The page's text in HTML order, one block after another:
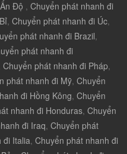
Độ , Chuyển phát nhanh đi
, Chuyển phát nhanh đi Úc,
phát nhanh đi Brazil,
phát nhanh đi
Chuyển phát nhanh đi Pháp,
phát nhanh đi Mỹ, Chuyển
đi Hồng Kông, Chuyển
nhanh đi Honduras, Chuyển
đi Iraq, Chuyển phát
đi Italia, Chuyển phát nhanh đi